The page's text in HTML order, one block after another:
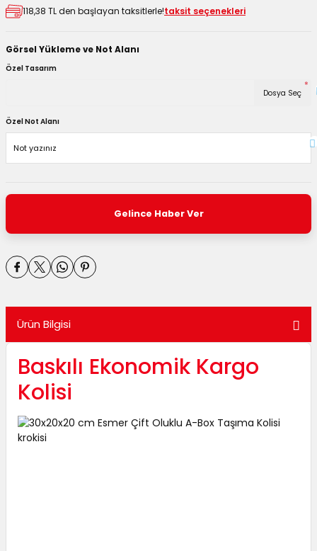
118,38 TL den başlayan taksitlerle!taksit seçenekleri
Görsel Yükleme ve Not Alanı
Özel Tasarım
Dosya Seç
*
Özel Not Alanı
Gelince Haber Ver
Ürün Bilgisi
Baskılı Ekonomik Kargo
Kolisi